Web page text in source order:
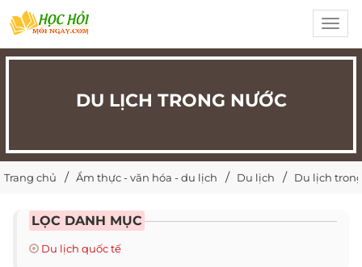
DU LỊCH TRONG NƯỚC
Trang chủ Ẩm thực - văn hóa - du lịch Du lịch Du lịch
LỌC DANH MỤC
Du lịch quốc tế